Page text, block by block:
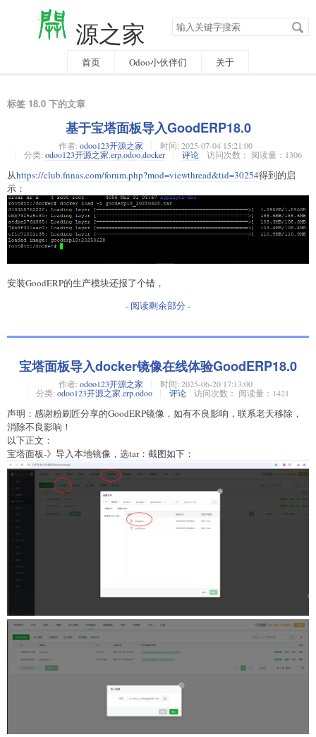
源之家 搜
索
字
首页 Odoo小伙伴们 关于
标签 18.0 下的文章
基于宝塔面板导入GoodERP18.0
作者: odoo123开源之家 时间: 2025-07-04 15:21:00
分类: odoo123开源之家 erp,odoo,docker 评论 访问次数： 阅读量：1306
从https://club.fnnas.com/forum.php?mod=viewthread&tid=30254得到的启
示：
安装GoodERP的生产模块还报了个错，
- 阅读剩余部分 -
宝塔面板导入docker镜像在线体验GoodERP18.0
作者: odoo123开源之家 时间: 2025-06-20 17:13:00
分类: odoo123开源之家 erpodoo 评论 访问次数： 阅读量：1421
声明：感谢粉刷匠分享的GoodERP镜像，如有不良影响，联系老天移除，
消除不良影响！
以下正文：
宝塔面板-》导入本地镜像，选tar：截图如下：